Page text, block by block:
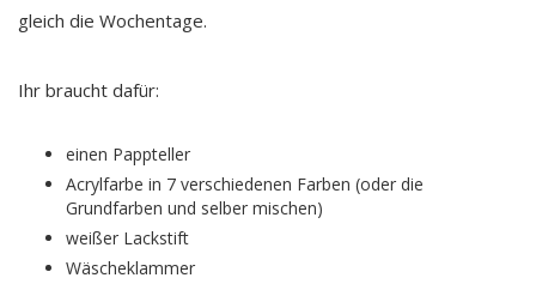
gleich die Wochentage.
Ihr braucht dafür:
einen Pappteller
Acrylfarbe in 7 verschiedenen Farben (oder die
Grundfarben und selber mischen)
weißer Lackstift
Wäscheklammer